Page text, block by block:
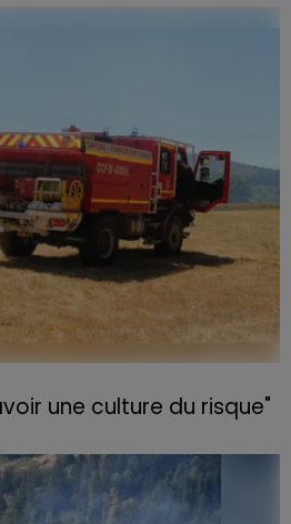
dans deux assiettes en
une culture du risque"